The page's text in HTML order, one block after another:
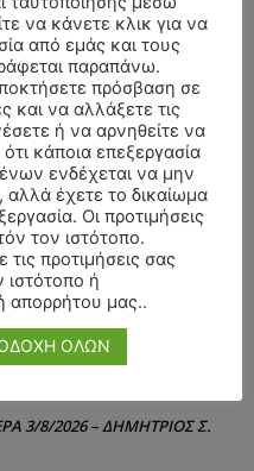
25/7/2026 –
– ΧΡΗΣΤΟΣ Α. ΠΑΛΙΟΥΡΑΣ
3/8/2026 – ΔΗΜΗΤΡΙΟΣ Σ.
– ΔΕΥΤΕΡΑ 3/8/2026 –
3/8/2026 – ΔΗΜΗΤΡΙΟΣ Σ.
να κάνετε κλικ για να
από εμάς και τους
παραπάνω.
πρόσβαση σε
και να αλλάξετε τις
ή να αρνηθείτε να
κάποια επεξεργασία
ενδέχεται να μην
αλλά έχετε το δικαίωμα
Οι προτιμήσεις
τον ιστότοπο.
προτιμήσεις σας
ιστότοπο ή
απορρήτου μας..
ΟΛΩΝ